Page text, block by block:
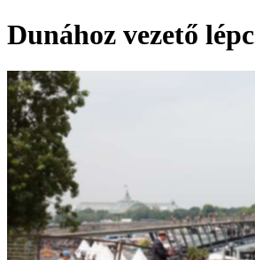
Dunához vezető